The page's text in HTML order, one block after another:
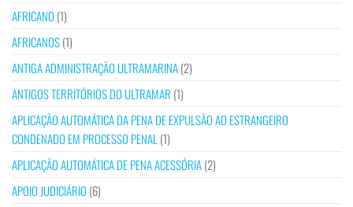
AFRICANO (1)
AFRICANOS(1)
ANTIGA ADMINISTRAÇÃO ULTRAMARINA(2)
ANTIGOS TERRITÓRIOS DO ULTRAMAR (1)
APLICAÇÃO AUTOMÁTICA DA PENA DE EXPULSÃO AO ESTRANGEIRO
CONDENADO EM PROCESSO PENAL (1)
APLICAÇÃO AUTOMÁTICA DE PENA ACESSÓRIA(2)
APOIO JUDICIÁRIO (6)